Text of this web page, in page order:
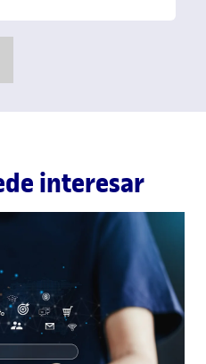
interesar